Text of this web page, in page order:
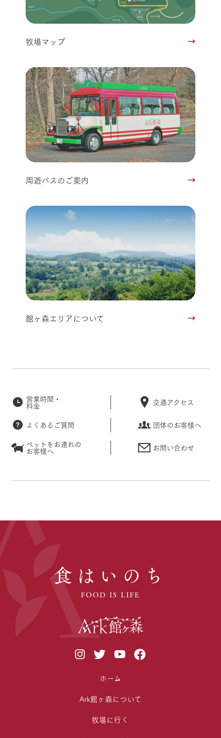
牧場マップ
周遊バスのご案内
館ヶ森エリアについて
営業時間・
料金 交通アクセス
よくあるご質問
団体のお客様へ
ペットをお連れの
お客様へ お問い合わせ
食はいのち
FOOD IS LIFE
ホーム
Ark館ヶ森について
牧場に行く